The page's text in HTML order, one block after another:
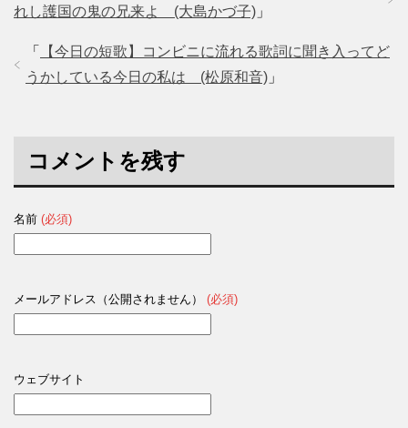
れし護国の鬼の兄来よ (大島かづ子) 」
「
【今日の短歌】コンビニに流れる歌詞に聞き入ってど
うかしている今日の私は (松原和音) 」
コメントを残す
名前 (必須)
メールアドレス（公開されません） (必須)
ウェブサイト